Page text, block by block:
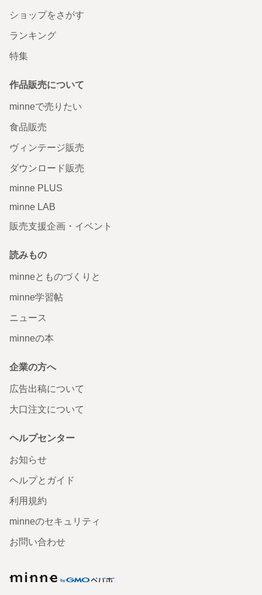
ショップをさがす
ランキング
特集
作品販売について
minneで売りたい
食品販売
ヴィンテージ販売
ダウンロード販売
minne PLUS
minne LAB
販売支援企画・イベント
読みもの
minneとものづくりと
minne学習帖
ニュース
minneの本
企業の方へ
広告出稿について
大口注文について
ヘルプセンター
お知らせ
ヘルプとガイド
利用規約
minneのセキュリティ
お問い合わせ